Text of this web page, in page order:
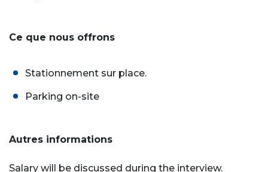
Ce que nous offrons
Stationnement sur place.
Parking on-site
Autres informations
Salary will be discussed during the interview.